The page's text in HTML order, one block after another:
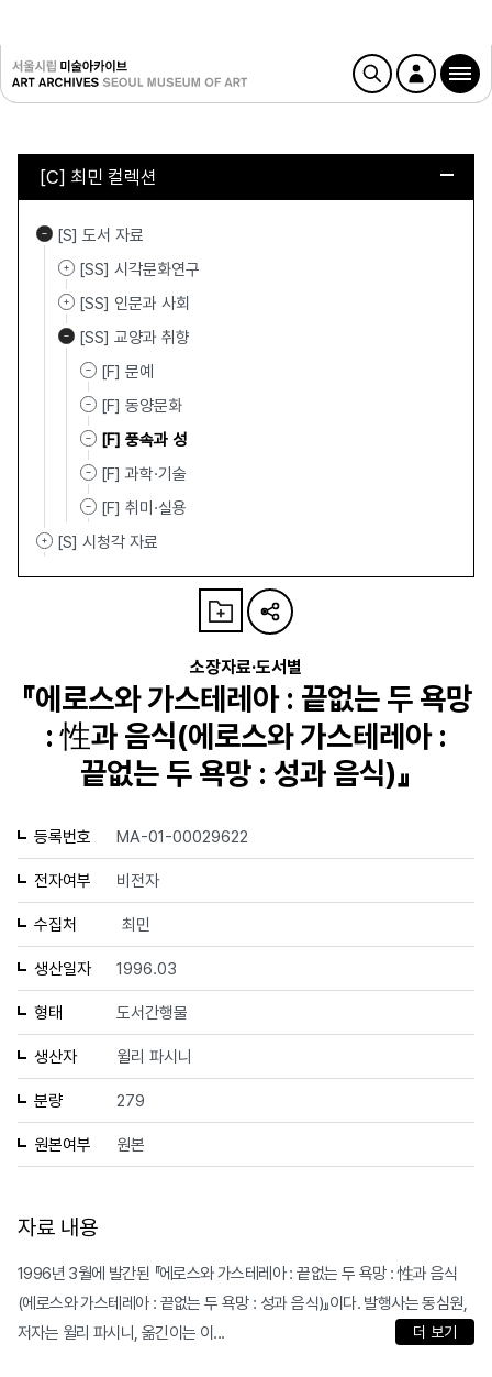
[C] 최민 컬렉션
[S] 도서 자료
[SS] 시각문화연구
[SS] 인문과 사회
[SS] 교양과 취향
[F] 문예
[F] 동양문화
[F] 풍속과 성
[F] 과학·기술
[F] 취미·실용
[S] 시청각 자료
소장자료·도서별
『에로스와 가스테레아 : 끝없는 두 욕망
: 性과 음식(에로스와 가스테레아 :
끝없는 두 욕망 : 성과 음식)』
등록번호 MA-01-00029622
전자여부 비전자
수집처 최민
생산일자 1996.03
형태 도서간행물
생산자 윌리 파시니
분량 279
원본여부 원본
자료 내용
1996년 3월에 발간된 『에로스와 가스테레아 : 끝없는 두 욕망 : 性과 음식
(에로스와 가스테레아 : 끝없는 두 욕망 : 성과 음식)』이다. 발행사는 동심원,
저자는 윌리 파시니, 옮긴이는 이...
더 보기